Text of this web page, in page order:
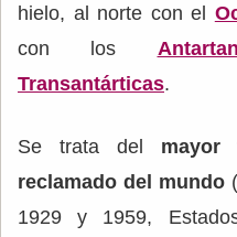
hielo, al norte con el
con los
Transantárticas.
Se trata del mayor
reclamado del mundo
1929 y 1959,